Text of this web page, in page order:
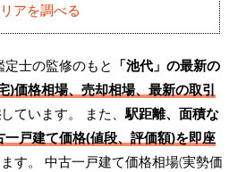
アを調べる
士の監修のもと 「池代」の最新の
)価格相場、売却相場、最新の取引
しています。 また、駅距離、面積な
一戸建て価格(値段、評価額)を即座
す。 中古一戸建て価格相場(実勢価